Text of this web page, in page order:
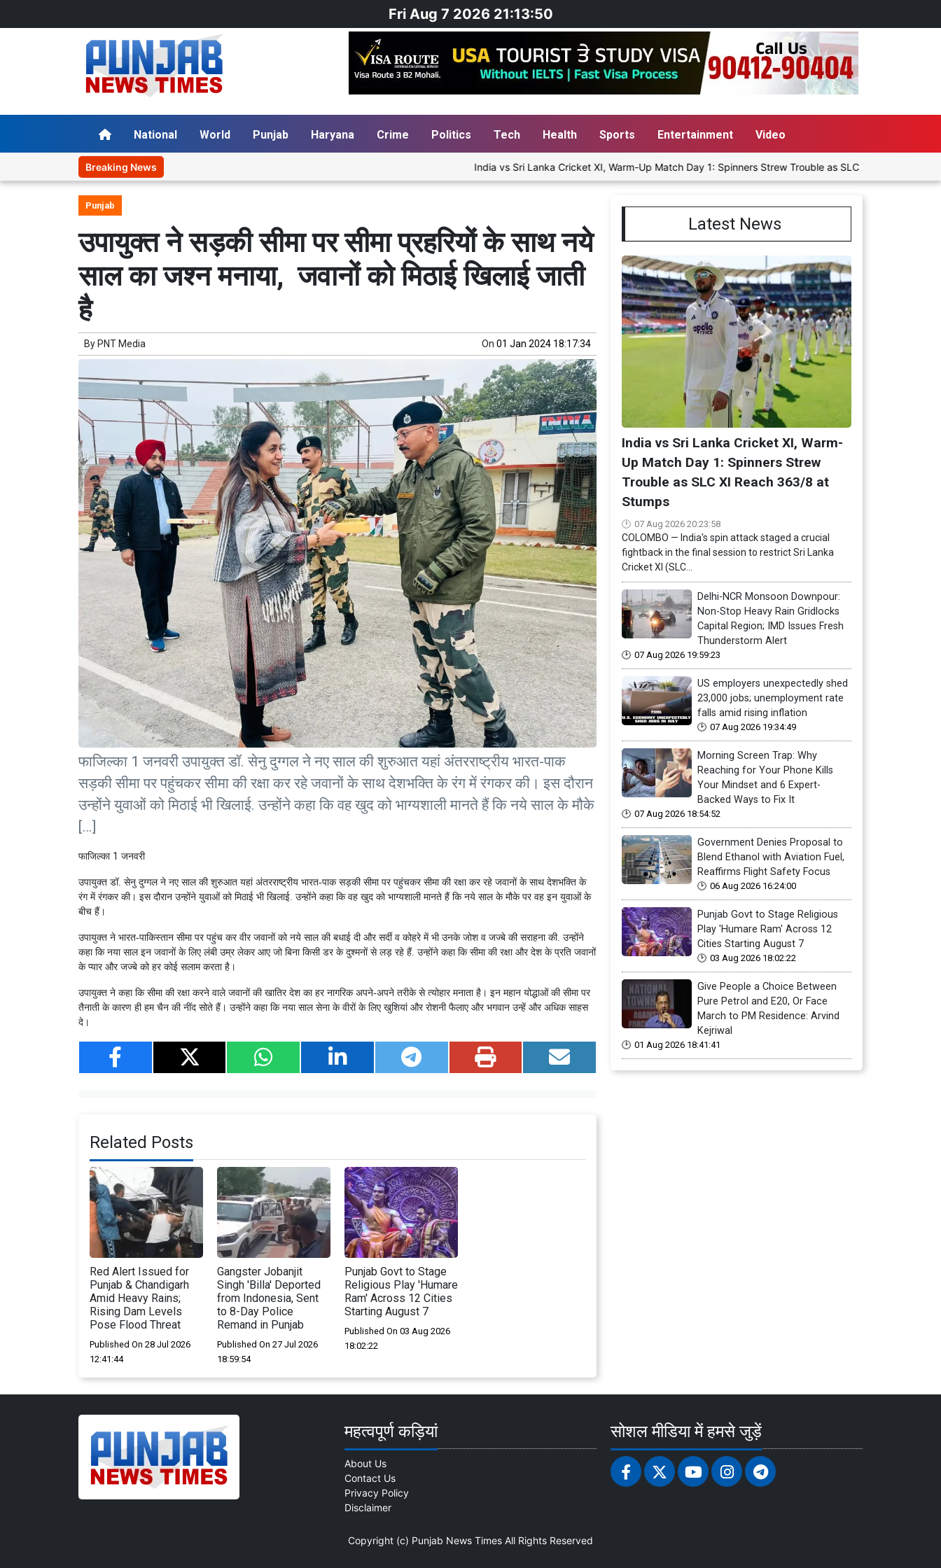
Fri Aug 7 2026 21:13:51
National World Punjab Haryana Crime Politics Tech Health Sports Entertainment Video
Breaking News India vs Sri Lanka Cricket XI, Warm-Up Match Day 1: Spinners Strew Trouble as SLC XI Reach 363/8 at Stumps
Punjab
उपायुक्त ने सड़की सीमा पर सीमा प्रहरियों के साथ नये
साल का जश्न मनाया, जवानों को मिठाई खिलाई जाती
है
By PNT Media On 01 Jan 2024 18:17:34
फाजिल्का 1 जनवरी उपायुक्त डॉ. सेनु दुग्गल ने नए साल की शुरुआत यहां अंतरराष्ट्रीय भारत-पाक
सड़की सीमा पर पहुंचकर सीमा की रक्षा कर रहे जवानों के साथ देशभक्ति के रंग में रंगकर की। इस दौरान
उन्होंने युवाओं को मिठाई भी खिलाई. उन्होंने कहा कि वह खुद को भाग्यशाली मानते हैं कि नये साल के मौके
[…]
फाजिल्का 1 जनवरी
उपायुक्त डॉ. सेनु दुग्गल ने नए साल की शुरुआत यहां अंतरराष्ट्रीय भारत-पाक सड़की सीमा पर पहुंचकर सीमा की रक्षा कर रहे जवानों के साथ देशभक्ति के
रंग में रंगकर की। इस दौरान उन्होंने युवाओं को मिठाई भी खिलाई. उन्होंने कहा कि वह खुद को भाग्यशाली मानते हैं कि नये साल के मौके पर वह इन युवाओं के
बीच हैं।
उपायुक्त ने भारत-पाकिस्तान सीमा पर पहुंच कर वीर जवानों को नये साल की बधाई दी और सर्दी व कोहरे में भी उनके जोश व जज्बे की सराहना की. उन्होंने
कहा कि नया साल इन जवानों के लिए लंबी उम्र लेकर आए जो बिना किसी डर के दुश्मनों से लड़ रहे हैं. उन्होंने कहा कि सीमा की रक्षा और देश के प्रति जवानों
के प्यार और जज्बे को हर कोई सलाम करता है।
उपायुक्त ने कहा कि सीमा की रक्षा करने वाले जवानों की खातिर देश का हर नागरिक अपने-अपने तरीके से त्योहार मनाता है। इन महान योद्धाओं की सीमा पर
तैनाती के कारण ही हम चैन की नींद सोते हैं। उन्होंने कहा कि नया साल सेना के वीरों के लिए खुशियां और रोशनी फैलाए और भगवान उन्हें और अधिक साहस
दे।
Related Posts
Red Alert Issued for
Punjab & Chandigarh
Amid Heavy Rains;
Rising Dam Levels
Pose Flood Threat
Published On 28 Jul 2026
12:41:44
Gangster Jobanjit
Singh 'Billa' Deported
from Indonesia, Sent
to 8-Day Police
Remand in Punjab
Published On 27 Jul 2026
18:59:54
Punjab Govt to Stage
Religious Play 'Humare
Ram' Across 12 Cities
Starting August 7
Published On 03 Aug 2026
18:02:22
Latest News
India vs Sri Lanka Cricket XI, Warm-
Up Match Day 1: Spinners Strew
Trouble as SLC XI Reach 363/8 at
Stumps
07 Aug 2026 20:23:58
COLOMBO — India's spin attack staged a crucial
fightback in the final session to restrict Sri Lanka
Cricket XI (SLC...
Delhi-NCR Monsoon Downpour:
Non-Stop Heavy Rain Gridlocks
Capital Region; IMD Issues Fresh
Thunderstorm Alert
07 Aug 2026 19:59:23
US employers unexpectedly shed
23,000 jobs; unemployment rate
falls amid rising inflation
07 Aug 2026 19:34:49
Morning Screen Trap: Why
Reaching for Your Phone Kills
Your Mindset and 6 Expert-
Backed Ways to Fix It
07 Aug 2026 18:54:52
Government Denies Proposal to
Blend Ethanol with Aviation Fuel,
Reaffirms Flight Safety Focus
06 Aug 2026 16:24:00
Punjab Govt to Stage Religious
Play 'Humare Ram' Across 12
Cities Starting August 7
03 Aug 2026 18:02:22
Give People a Choice Between
Pure Petrol and E20, Or Face
March to PM Residence: Arvind
Kejriwal
01 Aug 2026 18:41:41
महत्वपूर्ण कड़ियां
About Us
Contact Us
Privacy Policy
Disclaimer
सोशल मीडिया में हमसे जुड़ें
Copyright (c) Punjab News Times All Rights Reserved